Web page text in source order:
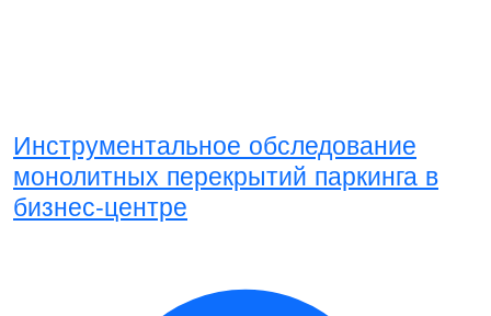
Инструментальное обследование
монолитных перекрытий паркинга в
бизнес-центре